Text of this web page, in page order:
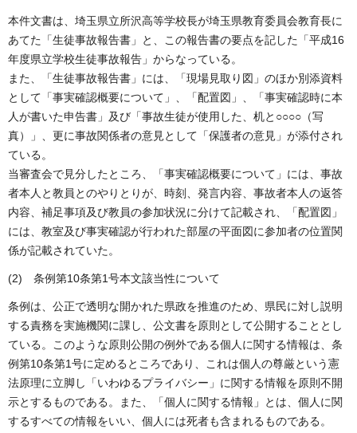
本件文書は、埼玉県立所沢高等学校長が埼玉県教育委員会教育長に
あてた「生徒事故報告書」と、この報告書の要点を記した「平成16
年度県立学校生徒事故報告」からなっている。
また、「生徒事故報告書」には、「現場見取り図」のほか別添資料
として「事実確認概要について」、「配置図」、「事実確認時に本
人が書いた申告書」及び「事故生徒が使用した、机と○○○○（写
真）」、更に事故関係者の意見として「保護者の意見」が添付され
ている。
当審査会で見分したところ、「事実確認概要について」には、事故
者本人と教員とのやりとりが、時刻、発言内容、事故者本人の返答
内容、補足事項及び教員の参加状況に分けて記載され、「配置図」
には、教室及び事実確認が行われた部屋の平面図に参加者の位置関
係が記載されていた。
(2) 条例第10条第1号本文該当性について
条例は、公正で透明な開かれた県政を推進のため、県民に対し説明
する責務を実施機関に課し、公文書を原則として公開することとし
ている。このような原則公開の例外である個人に関する情報は、条
例第10条第1号に定めるところであり、これは個人の尊厳という憲
法原理に立脚し「いわゆるプライバシー」に関する情報を原則不開
示とするものである。また、「個人に関する情報」とは、個人に関
するすべての情報をいい、個人には死者も含まれるものである。